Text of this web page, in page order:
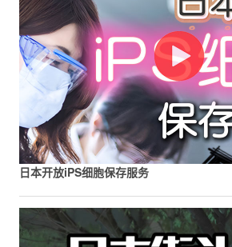
日本开放iPS细胞保存服务